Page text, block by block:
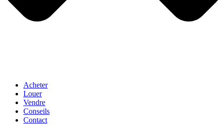
Acheter
Louer
Vendre
Conseils
Contact